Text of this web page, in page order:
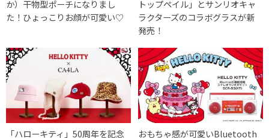
か）干物型ポーチになりまし
た！ひょっこりお顔が可愛い♡
トップペイル」とサンリオキャ
ラクターズのコラボグラスが新
発売！
「ハローキティ」50周年を記念
おもちゃ感が可愛いBluetooth